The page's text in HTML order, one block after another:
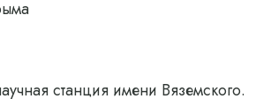
станция имени Вяземского.